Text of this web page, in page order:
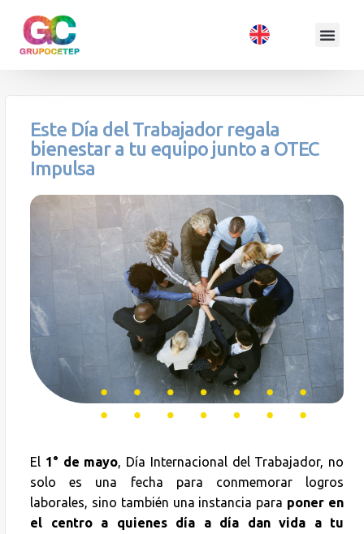
Este Día del Trabajador regala
bienestar a tu equipo junto a OTEC
Impulsa
El 1° de mayo, Día Internacional del Trabajador, no
solo es una fecha para conmemorar logros
laborales, sino también una instancia para poner en
el centro a quienes día a día dan vida a tu